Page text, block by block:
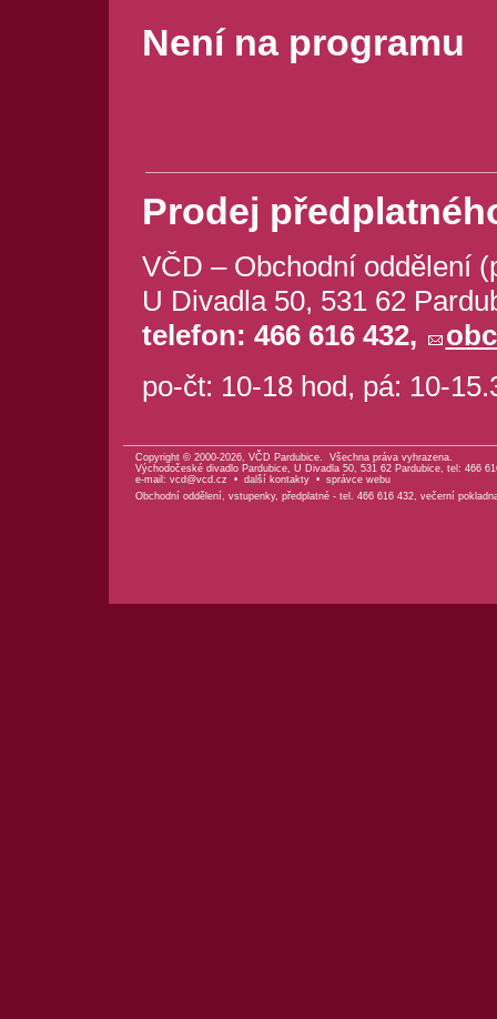
Není na programu
Prodej
VČD – Obchodní oddělení
U Divadla 50, 531 62
telefon: 466 616 432,
po-čt: 10-18 hod, pá: 10-
Copyright © 2000-2026, VČD Pardubice. Všechna práva vyhrazena.
Východočeské divadlo Pardubice, U Divadla 50, 531 62 Pardubice, tel: 466
e-mail: vcd@vcd.cz • další kontakty• správce webu
Obchodní oddělení, vstupenky, předplatné - tel. 466 616 432, večerní